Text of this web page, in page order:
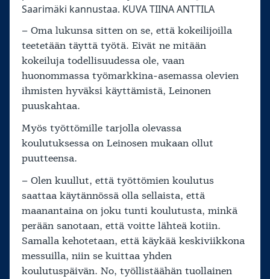
Saarimäki kannustaa. KUVA TIINA ANTTILA
– Oma lukunsa sitten on se, että kokeilijoilla
teetetään täyttä työtä. Eivät ne mitään
kokeiluja todellisuudessa ole, vaan
huonommassa työmarkkina-asemassa olevien
ihmisten hyväksi käyttämistä, Leinonen
puuskahtaa.
Myös työttömille tarjolla olevassa
koulutuksessa on Leinosen mukaan ollut
puutteensa.
– Olen kuullut, että työttömien koulutus
saattaa käytännössä olla sellaista, että
maanantaina on joku tunti koulutusta, minkä
perään sanotaan, että voitte lähteä kotiin.
Samalla kehotetaan, että käykää keskiviikkona
messuilla, niin se kuittaa yhden
koulutuspäivän. No, työllistäähän tuollainen